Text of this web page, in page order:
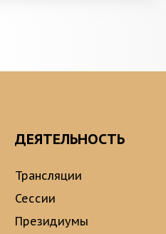
ДЕЯТЕЛЬНОСТЬ
Трансляции
Сессии
Президиумы